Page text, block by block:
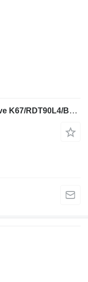
Электродвигатель SEW-Eurodrive K67/RDT90L4/BMG/TH/AS3H для промышленного оборудования